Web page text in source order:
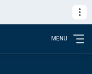
MENU